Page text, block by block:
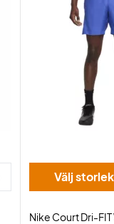
Välj storlek
Nike Court Dri-